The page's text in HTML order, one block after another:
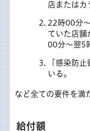
店またはカ
22時00分
ていた店
00分～翌5
「感染防
いる。
など全ての要件を満
給付額